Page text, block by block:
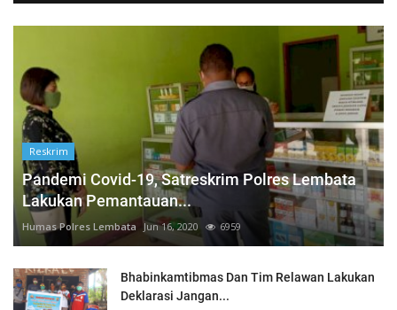
Reskrim
Pandemi Covid-19, Satreskrim Polres Lembata
Lakukan Pemantauan...
Humas Polres Lembata Jun 16, 2020 6959
Bhabinkamtibmas Dan Tim Relawan Lakukan
Deklarasi Jangan...